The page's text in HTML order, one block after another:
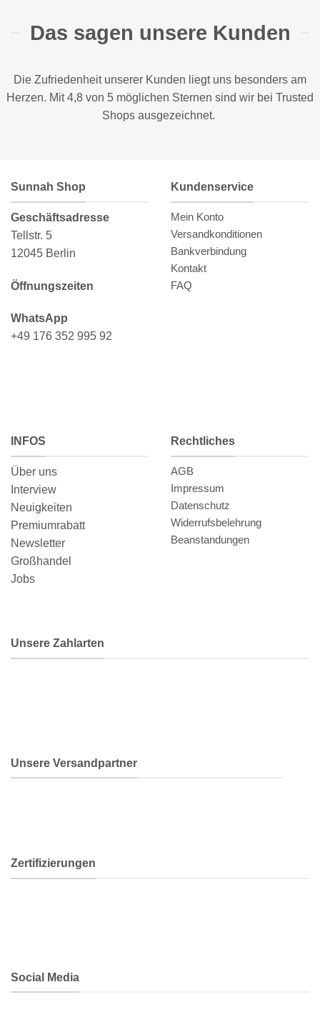
auf.
können
auf
Produktseite
Das sagen unsere Kunden
Die Zufriedenheit unserer Kunden liegt uns besonders am
Herzen. Mit 4,8 von 5 möglichen Sternen sind wir bei Trusted
Shops ausgezeichnet.
Sunnah Shop
Geschäftsadresse
Tellstr. 5
12045 Berlin
Öffnungszeiten
WhatsApp
+49 176 352 995 92
Kundenservice
Mein Konto
Versandkonditionen
Bankverbindung
Kontakt
FAQ
INFOS
Über uns
Interview
Neuigkeiten
Premiumrabatt
Newsletter
Großhandel
Jobs
Rechtliches
AGB
Impressum
Datenschutz
Widerrufsbelehrung
Beanstandungen
Unsere Zahlarten
Unsere Versandpartner
Zertifizierungen
Social Media